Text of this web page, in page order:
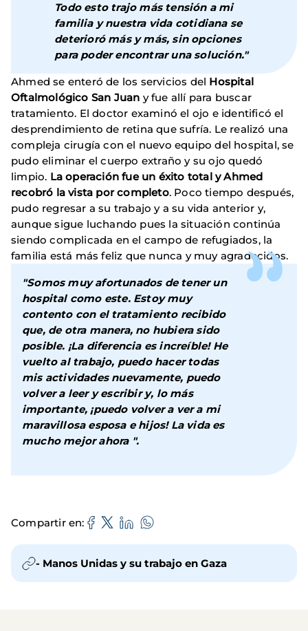
Todo esto trajo más tensión a mi
familia y nuestra vida cotidiana se
deterioró más y más, sin opciones
para poder encontrar una solución."
Ahmed se enteró de los servicios del Hospital
Oftalmológico San Juan y fue allí para buscar
tratamiento. El doctor examinó el ojo e identificó el
desprendimiento de retina que sufría. Le realizó una
compleja cirugía con el nuevo equipo del hospital, se
pudo eliminar el cuerpo extraño y su ojo quedó
limpio. La operación fue un éxito total y Ahmed
recobró la vista por completo. Poco tiempo después,
pudo regresar a su trabajo y a su vida anterior y,
aunque sigue luchando pues la situación continúa
siendo complicada en el campo de refugiados, la
familia está más feliz que nunca y muy agradecidos.
"Somos muy afortunados de tener un
hospital como este. Estoy muy
contento con el tratamiento recibido
que, de otra manera, no hubiera sido
posible. ¡La diferencia es increíble! He
vuelto al trabajo, puedo hacer todas
mis actividades nuevamente, puedo
volver a leer y escribir y, lo más
importante, ¡puedo volver a ver a mi
maravillosa esposa e hijos! La vida es
mucho mejor ahora ".
Compartir en
- Manos Unidas y su trabajo en Gaza